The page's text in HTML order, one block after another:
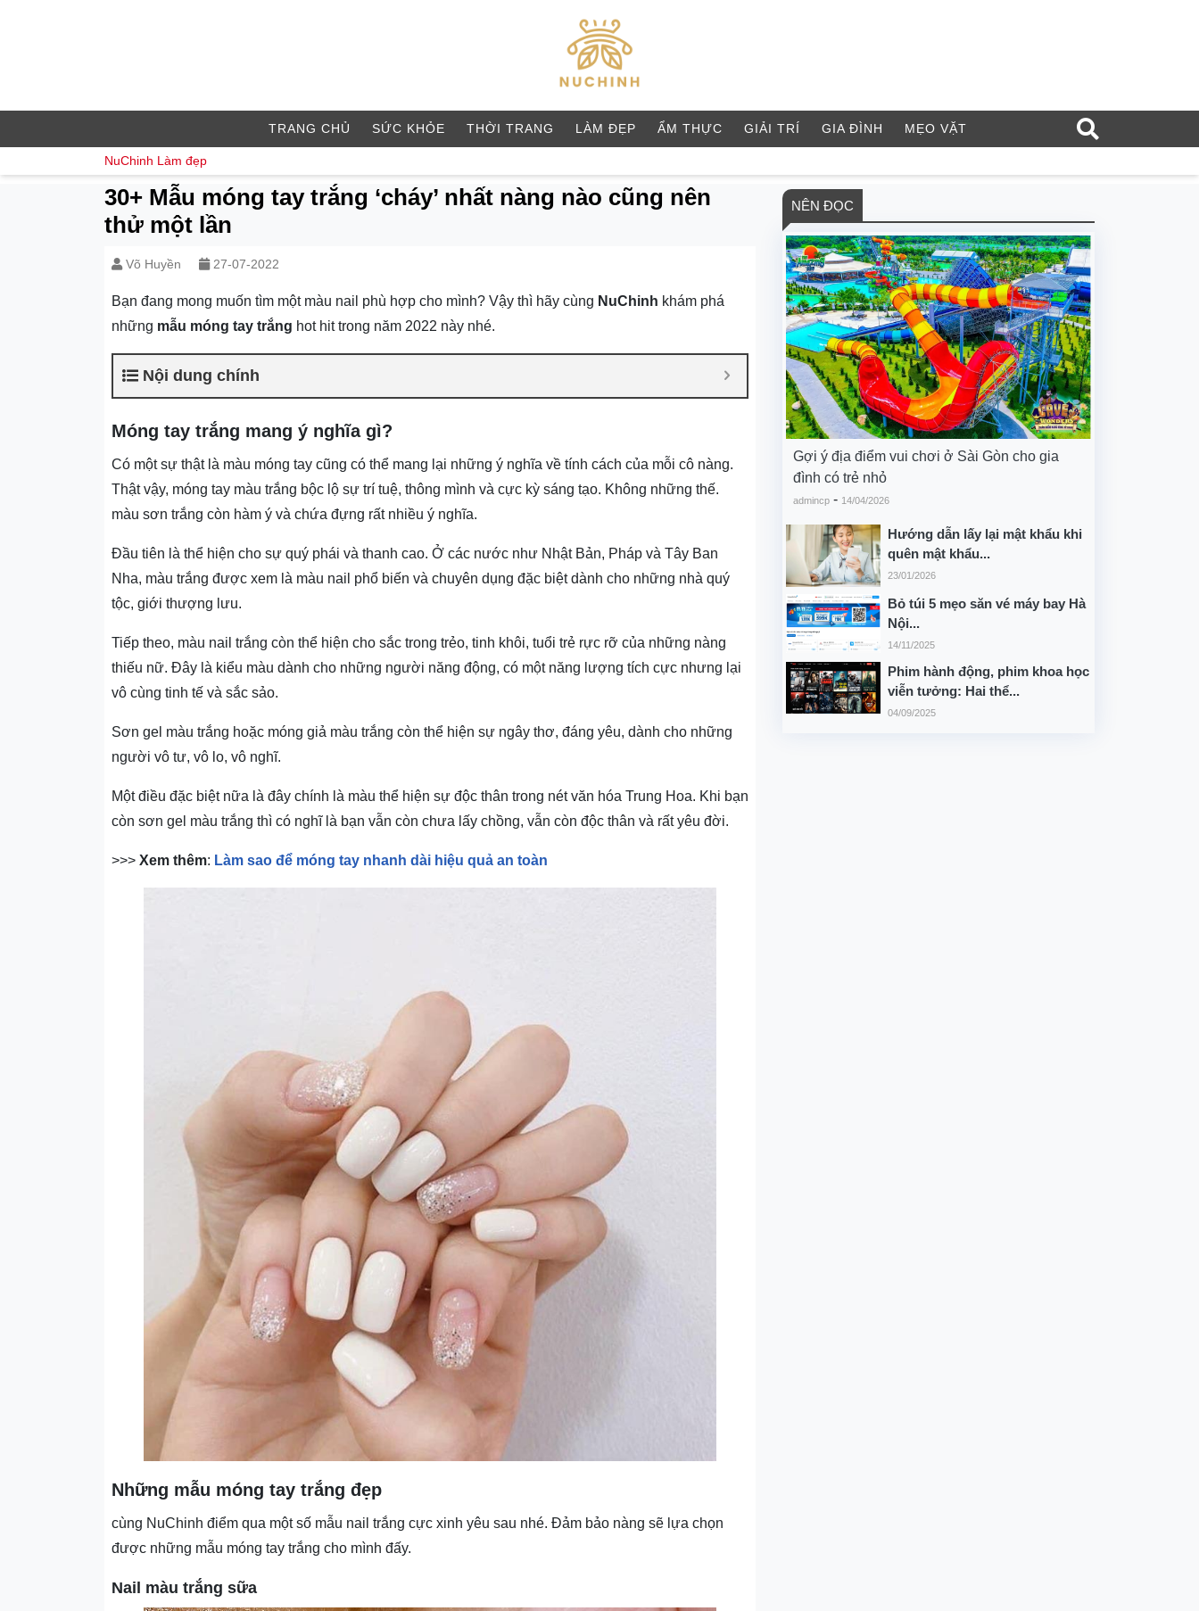
TRANG CHỦ SỨC KHỎE THỜI TRANG LÀM ĐẸP ẨM THỰC GIẢI TRÍ GIA ĐÌNH MẸO VẶT
NuChinh Làm đẹp
30+ Mẫu móng tay trắng ‘cháy’ nhất nàng nào cũng nên
thử một lần
Võ Huyền 27-07-2022
Bạn đang mong muốn tìm một màu nail phù hợp cho mình? Vậy thì hãy cùng NuChinh khám phá
những mẫu móng tay trắng hot hit trong năm 2022 này nhé.
Nội dung chính
Móng tay trắng mang ý nghĩa gì?
Có một sự thật là màu móng tay cũng có thể mang lại những ý nghĩa về tính cách của mỗi cô nàng.
Thật vậy, móng tay màu trắng bộc lộ sự trí tuệ, thông mình và cực kỳ sáng tạo. Không những thế.
màu sơn trắng còn hàm ý và chứa đựng rất nhiều ý nghĩa.
Đầu tiên là thể hiện cho sự quý phái và thanh cao. Ở các nước như Nhật Bản, Pháp và Tây Ban
Nha, màu trắng được xem là màu nail phổ biến và chuyên dụng đặc biệt dành cho những nhà quý
tộc, giới thượng lưu.
Tiếp theo, màu nail trắng còn thể hiện cho sắc trong trẻo, tinh khôi, tuổi trẻ rực rỡ của những nàng
thiếu nữ. Đây là kiểu màu dành cho những người năng động, có một năng lượng tích cực nhưng lại
vô cùng tinh tế và sắc sảo.
Sơn gel màu trắng hoặc móng giả màu trắng còn thể hiện sự ngây thơ, đáng yêu, dành cho những
người vô tư, vô lo, vô nghĩ.
Một điều đặc biệt nữa là đây chính là màu thể hiện sự độc thân trong nét văn hóa Trung Hoa. Khi bạn
còn sơn gel màu trắng thì có nghĩ là bạn vẫn còn chưa lấy chồng, vẫn còn độc thân và rất yêu đời.
>>> Xem thêm: Làm sao để móng tay nhanh dài hiệu quả an toàn
Những mẫu móng tay trắng đẹp
cùng NuChinh điểm qua một số mẫu nail trắng cực xinh yêu sau nhé. Đảm bảo nàng sẽ lựa chọn
được những mẫu móng tay trắng cho mình đấy.
Nail màu trắng sữa
NÊN ĐỌC
Gợi ý địa điểm vui chơi ở Sài Gòn cho gia
đình có trẻ nhỏ
admincp - 14/04/2026
Hướng dẫn lấy lại mật khẩu khi
quên mật khẩu...
23/01/2026
Bỏ túi 5 mẹo săn vé máy bay Hà
Nội...
14/11/2025
Phim hành động, phim khoa học
viễn tưởng: Hai thể...
04/09/2025